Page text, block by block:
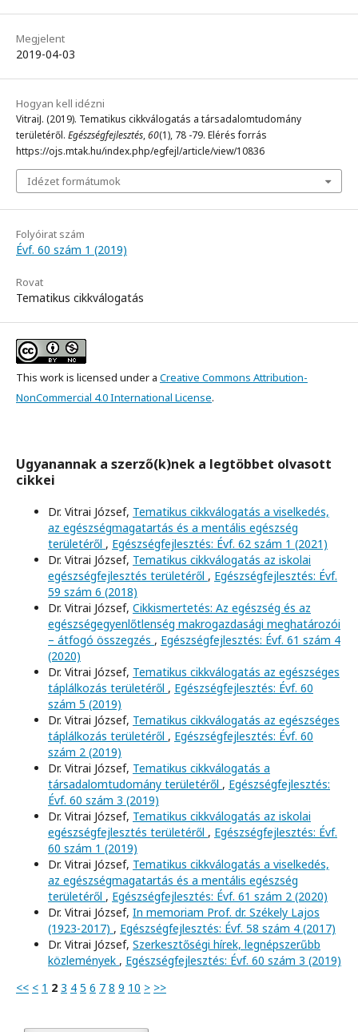
Megjelent
2019-04-03
Hogyan kell idézni
VitraiJ. (2019). Tematikus cikkválogatás a társadalomtudomány
területéről. Egészségfejlesztés,60(1), 78 -79. Elérés forrás
https://ojs.mtak.hu/index.php/egfejl/article/view/10836
Idézet formátumok
Folyóirat szám
Évf. 60 szám 1 (2019)
Rovat
Tematikus cikkválogatás
This work is licensed under a Creative Commons Attribution-
NonCommercial 4.0 International License.
Ugyanannak a szerző(k)nek a legtöbbet olvasott
cikkei
Dr. Vitrai József, Tematikus cikkválogatás a viselkedés,
az egészségmagatartás és a mentális egészség
területéről , Egészségfejlesztés: Évf. 62 szám 1 (2021)
Dr. Vitrai József, Tematikus cikkválogatás az iskolai
egészségfejlesztés területéről , Egészségfejlesztés: Évf.
59 szám 6 (2018)
Dr. Vitrai József, Cikkismertetés: Az egészség és az
egészségegyenlőtlenség makrogazdasági meghatározói
– átfogó összegzés , Egészségfejlesztés: Évf. 61 szám 4
(2020)
Dr. Vitrai József, Tematikus cikkválogatás az egészséges
táplálkozás területéről , Egészségfejlesztés: Évf. 60
szám 5 (2019)
Dr. Vitrai József, Tematikus cikkválogatás az egészséges
táplálkozás területéről , Egészségfejlesztés: Évf. 60
szám 2 (2019)
Dr. Vitrai József, Tematikus cikkválogatás a
társadalomtudomány területéről , Egészségfejlesztés:
Évf. 60 szám 3 (2019)
Dr. Vitrai József, Tematikus cikkválogatás az iskolai
egészségfejlesztés területéről , Egészségfejlesztés: Évf.
60 szám 1 (2019)
Dr. Vitrai József, Tematikus cikkválogatás a viselkedés,
az egészségmagatartás és a mentális egészség
területéről , Egészségfejlesztés: Évf. 61 szám 2 (2020)
Dr. Vitrai József, In memoriam Prof. dr. Székely Lajos
(1923-2017) , Egészségfejlesztés: Évf. 58 szám 4 (2017)
Dr. Vitrai József, Szerkesztőségi hírek, legnépszerűbb
közlemények , Egészségfejlesztés: Évf. 60 szám 3 (2019)
<< < 1 2 3 4 5 6 7 8 9 10 > >>